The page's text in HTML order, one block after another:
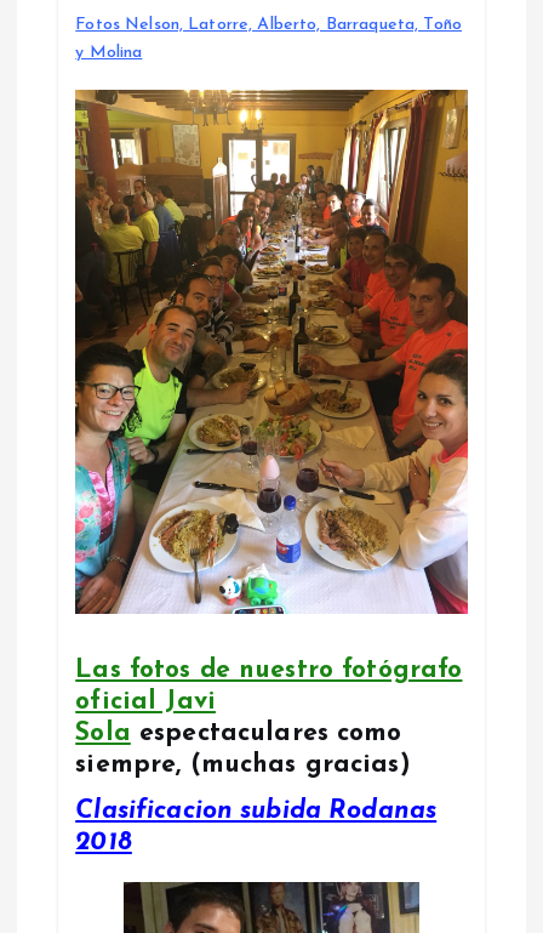
Fotos Nelson, Latorre, Alberto, Barraqueta, Toño
y Molina
Las fotos de nuestro fotógrafo
oficial Javi
Sola espectaculares como
siempre, (muchas gracias)
Clasificacion subida Rodanas
2018